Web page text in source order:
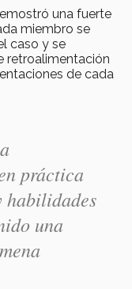
una fuerte
miembro se
caso y se
retroalimentación
de cada
práctica
habilidades
una